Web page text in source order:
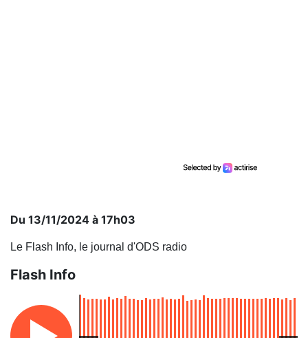
Du 13/11/2024 à 17h03
Le Flash Info, le journal d'ODS radio
Flash Info